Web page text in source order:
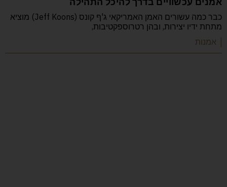
כבר כמה עשורים האמן האמריקאי ג'ף קונס (Jeff Koons) מוציא
מתחת ידיו יצירות, ובהן רטרוספקטיבות,
| אמנות